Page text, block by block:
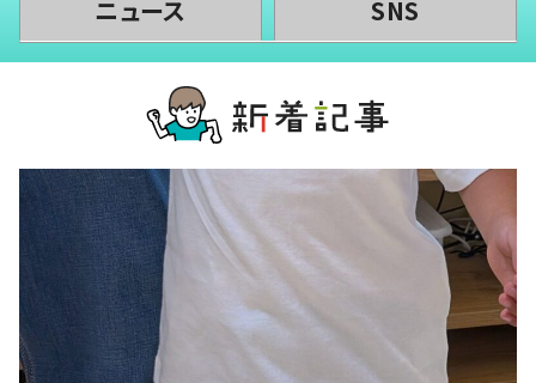
ニュース SNS